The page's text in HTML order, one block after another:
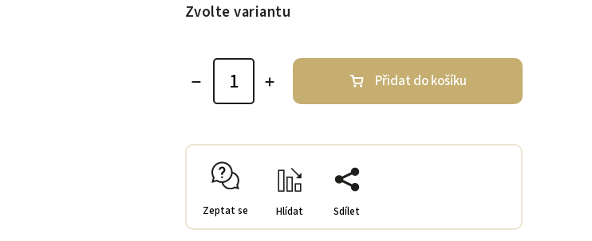
Zvolte variantu
Přidat do košíku
Zeptat se Hlídat Sdílet